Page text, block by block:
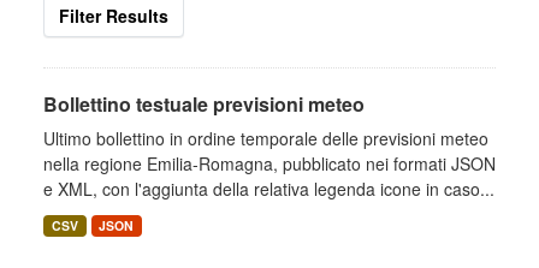
Filter Results
Bollettino testuale previsioni meteo
Ultimo bollettino in ordine temporale delle previsioni meteo
nella regione Emilia-Romagna, pubblicato nei formati JSON
e XML, con l'aggiunta della relativa legenda icone in caso...
CSV JSON